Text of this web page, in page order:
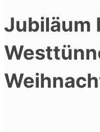
Jubiläum